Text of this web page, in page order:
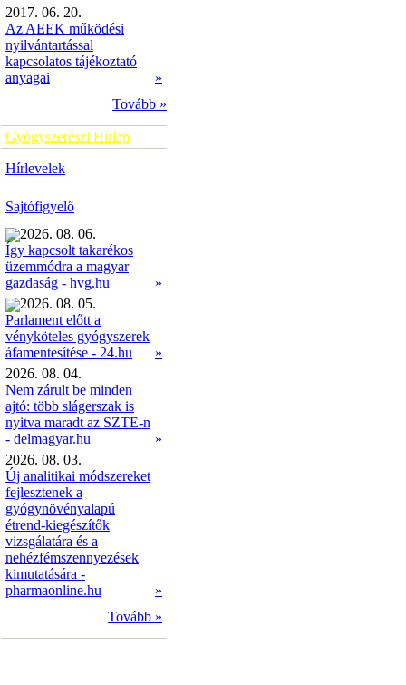
2017. 06. 20.
Az AEEK működési
nyilvántartással
kapcsolatos tájékoztató
anyagai
»
Tovább »
Gyógyszerészi Hírlap
Hírlevelek
Sajtófigyelő
2026. 08. 06.
Így kapcsolt takarékos
üzemmódra a magyar
gazdaság - hvg.hu
»
2026. 08. 05.
Parlament előtt a
vényköteles gyógyszerek
áfamentesítése - 24.hu
»
2026. 08. 04.
Nem zárult be minden
ajtó: több slágerszak is
nyitva maradt az SZTE-n
- delmagyar.hu
»
2026. 08. 03.
Új analitikai módszereket
fejlesztenek a
gyógynövényalapú
étrend-kiegészítők
vizsgálatára és a
nehézfémszennyezések
kimutatására -
pharmaonline.hu
»
Tovább »